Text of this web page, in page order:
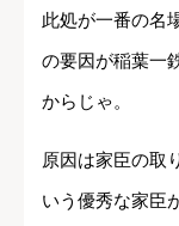
此処が一番の名
の要因が稲葉一
からじゃ。
原因は家臣の取
いう優秀な家臣